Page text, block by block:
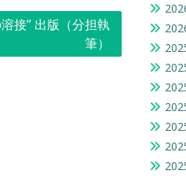
接” 出版（分担執
筆）